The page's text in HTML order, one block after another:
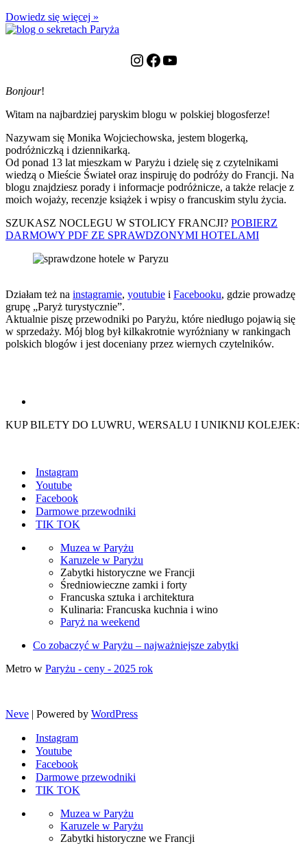
Dowiedz się więcej »
Hotel
Instagram
Facebook
YouTube
Bonjour!
Witam na najbardziej paryskim blogu w polskiej blogosferze!
Nazywam się Monika Wojciechowska, jestem blogerką,
podróżniczką i dziennikarką.
Od ponad 13 lat mieszkam w Paryżu i dzielę się z czytelnikami
wiedzą o Mieście Świateł oraz inspiruję do podróży do Francji. Na
blogu znajdziesz porady i informacje podróżnicze, a także relacje z
moich wojaży, recenzje książek i wpisy o francuskim stylu życia.
SZUKASZ NOCLEGU W STOLICY FRANCJI? POBIERZ
DARMOWY PDF ZE SPRAWDZONYMI HOTELAMI
Działam też na instagramie, youtubie i Facebooku, gdzie prowadzę
grupę „Paryż turystycznie”.
Aktualnie piszę przewodniki po Paryżu, które niedługo pojawią się
w sprzedaży. Mój blog był kilkakrotnie wyróżniany w rankingach
polskich blogów i jest doceniany przez wiernych czytelników.
KUP BILETY DO LUWRU, WERSALU I UNIKNIJ KOLEJEK:
Instagram
Youtube
Facebook
Darmowe przewodniki
TIK TOK
Muzea w Paryżu
Karuzele w Paryżu
Zabytki historyczne we Francji
Średniowieczne zamki i forty
Francuska sztuka i architektura
Kulinaria: Francuska kuchnia i wino
Paryż na weekend
Co zobaczyć w Paryżu – najważniejsze zabytki
Metro w Paryżu - ceny - 2025 rok
Neve | Powered by WordPress
Instagram
Youtube
Facebook
Darmowe przewodniki
TIK TOK
Muzea w Paryżu
Karuzele w Paryżu
Zabytki historyczne we Francji